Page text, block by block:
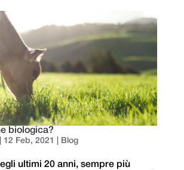
biologica?
12 Feb, 2021 Blog
ultimi 20 anni, sempre più